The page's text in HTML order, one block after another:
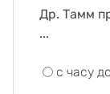
Др. Тамм
...
с часу